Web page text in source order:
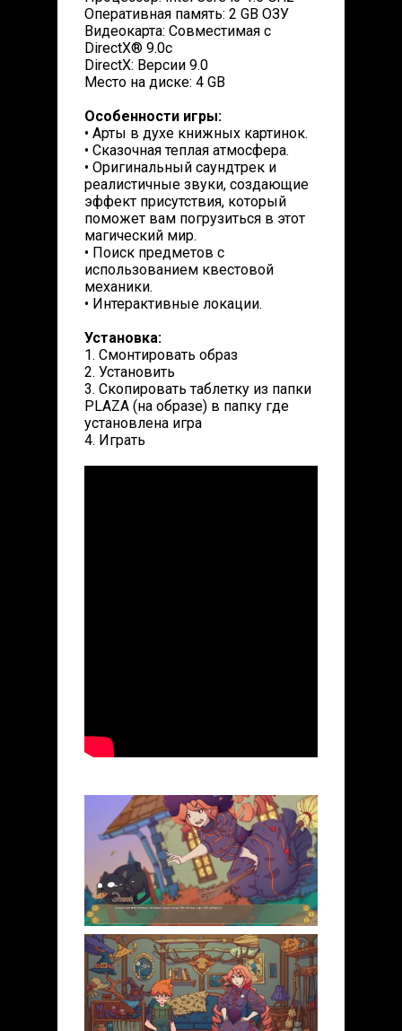
Оперативная память: 2 GB ОЗУ
Видеокарта: Совместимая с
DirectX® 9.0c
DirectX: Версии 9.0
Место на диске: 4 GB
Особенности игры:
• Арты в духе книжных картинок.
• Сказочная теплая атмосфера.
• Оригинальный саундтрек и
реалистичные звуки, создающие
эффект присутствия, который
поможет вам погрузиться в этот
магический мир.
• Поиск предметов с
использованием квестовой
механики.
• Интерактивные локации.
Установка:
1. Смонтировать образ
2. Установить
3. Скопировать таблетку из папки
PLAZA (на образе) в папку где
установлена игра
4. Играть